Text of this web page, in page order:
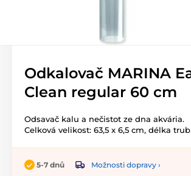
Odkalovač MARINA
Clean regular 60 cm
Odsavač kalu a nečistot ze dna akvária.
Celková velikost: 63,5 x 6,5 cm, délka
5-7 dnů
Možnosti dopravy ›